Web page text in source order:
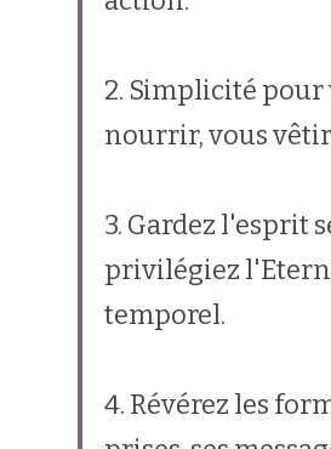
2. Simplicité pour
nourrir, vous
3. Gardez l'esprit
privilégiez
temporel.
4. Révérez les